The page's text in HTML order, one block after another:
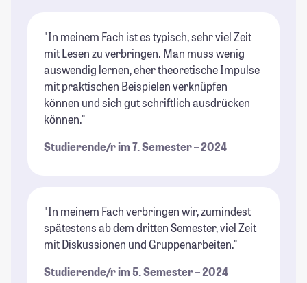
"In meinem Fach ist es typisch, sehr viel Zeit
mit Lesen zu verbringen. Man muss wenig
auswendig lernen, eher theoretische Impulse
mit praktischen Beispielen verknüpfen
können und sich gut schriftlich ausdrücken
können."
Studierende/r im 7. Semester – 2024
"In meinem Fach verbringen wir, zumindest
spätestens ab dem dritten Semester, viel Zeit
mit Diskussionen und Gruppenarbeiten."
Studierende/r im 5. Semester – 2024